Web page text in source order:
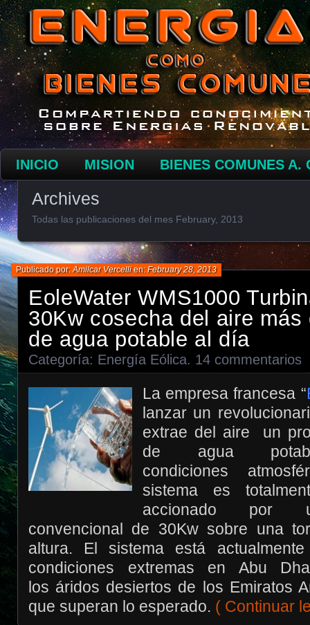
Energías como
Energías renovables y microgeneración comunitaria
INICIO MISION BIENES COMUNES A.
Archives
Todas las publicaciones del mes February, 2013
EoleWater WMS1000
30Kw cosecha del aire
de agua potable al día
Publicado por:Amilcar Vercellien:February 28, 2013
Categoría: Energía Eólica. 14 commentarios
La empresa francesa “
lanzar un
extrae del aire un
de agua
condiciones
sistema es
accionado por
convencional de 30Kw sobre una
altura. El sistema está
condiciones extremas en Abu
los áridos desiertos de los Emiratos
que superan lo esperado. ( Continuar